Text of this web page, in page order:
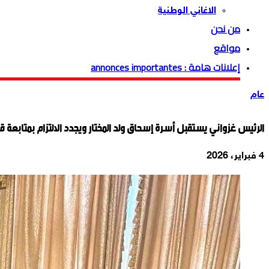
الاغاني الوطنية
من نحن
مواقع
إعلانات هامة : annonces importantes
عام
الرئيس غزواني يستقبل أسرة إسحاق ولد المختار ويجدد الالتزام بمتابعة
4 فبراير، 2026